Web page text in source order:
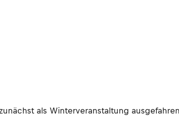
als Winterveranstaltung